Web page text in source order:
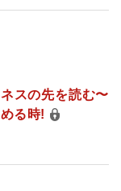
スの先を読む〜
める時!